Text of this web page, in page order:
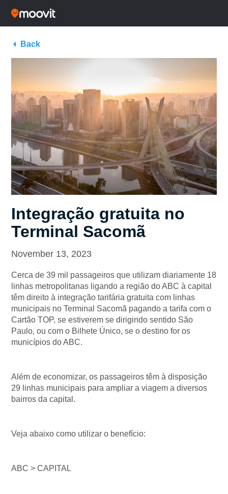
Back
Integração gratuita no
Terminal Sacomã
November 13, 2023
Cerca de 39 mil passageiros que utilizam diariamente 18
linhas metropolitanas ligando a região do ABC à capital
têm direito à integração tarifária gratuita com linhas
municipais no Terminal Sacomã pagando a tarifa com o
Cartão TOP, se estiverem se dirigindo sentido São
Paulo, ou com o Bilhete Único, se o destino for os
municípios do ABC.
Além de economizar, os passageiros têm à disposição
29 linhas municipais para ampliar a viagem a diversos
bairros da capital.
Veja abaixo como utilizar o benefício:
ABC > CAPITAL